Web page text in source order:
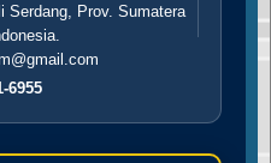
Serdang, Prov. Sumatera
6955